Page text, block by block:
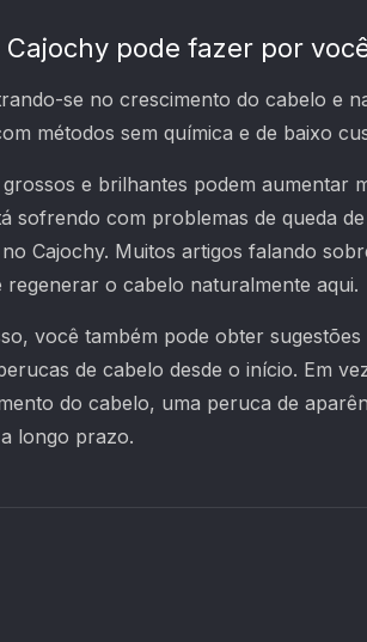
Cajochy pode fazer por
se no crescimento do cabelo e
métodos sem química e de baixo
e brilhantes podem aumentar
sofrendo com problemas de queda
Cajochy. Muitos artigos falando
regenerar o cabelo naturalmente aqui.
você também pode obter
de cabelo desde o início. Em
do cabelo, uma peruca de
longo prazo.